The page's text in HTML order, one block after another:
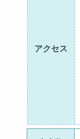
アクセス